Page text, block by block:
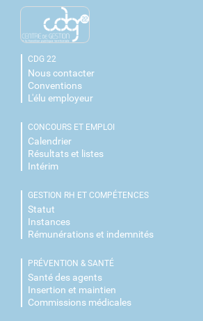
CDG 22
Nous contacter
Conventions
L'élu employeur
CONCOURS ET EMPLOI
Calendrier
Résultats et listes
Intérim
GESTION RH ET COMPÉTENCES
Statut
Instances
Rémunérations et indemnités
PRÉVENTION & SANTÉ
Santé des agents
Insertion et maintien
Commissions médicales